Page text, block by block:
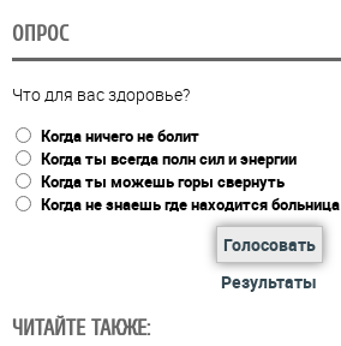
ОПРОС
Что для вас здоровье?
Когда ничего не болит
Когда ты всегда полн сил и энергии
Когда ты можешь горы свернуть
Когда не знаешь где находится больница
Голосовать
Результаты
ЧИТАЙТЕ ТАКЖЕ: